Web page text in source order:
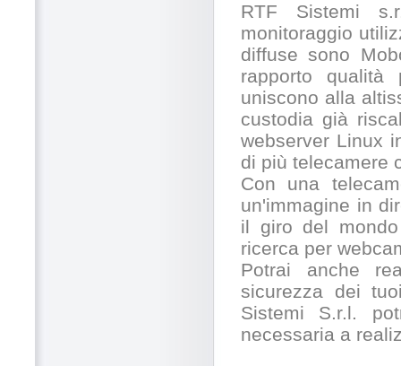
RTF Sistemi
monitoraggio
diffuse sono
rapporto qualità
uniscono alla
custodia già
webserver Linux
di più telecamere
Con una
un'immagine in
il giro del
ricerca per
Potrai anche
sicurezza dei
Sistemi S.r.l.
necessaria a